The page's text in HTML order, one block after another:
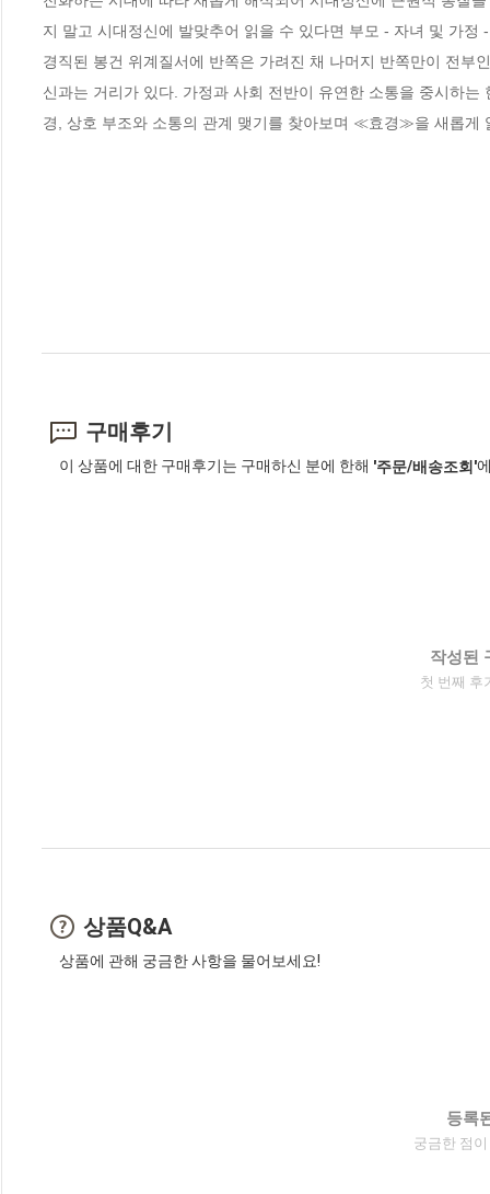
지 말고 시대정신에 발맞추어 읽을 수 있다면 부모 - 자녀 및 가
경직된 봉건 위계질서에 반쪽은 가려진 채 나머지 반쪽만이 전
신과는 거리가 있다. 가정과 사회 전반이 유연한 소통을 중시하
경, 상호 부조와 소통의 관계 맺기를 찾아보며 ≪효경≫을 새롭게
구매후기
이 상품에 대한 구매후기는 구매하신 분에 한해 '주문/배송조회'
작성된
첫 번째 후
상품Q&A
상품에 관해 궁금한 사항을 물어보세요!
등록
궁금한 점